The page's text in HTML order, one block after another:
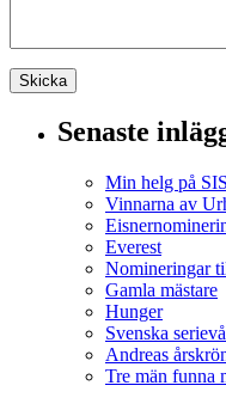
Senaste
Min helg på
Vinnarna av
Everest
Nomineringar
Gamla mästare
Hunger
Svenska
Andreas
Tre män funna